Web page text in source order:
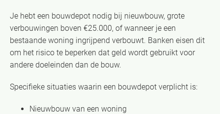
Je hebt een bouwdepot nodig bij nieuwbouw, grote
verbouwingen boven €25.000, of wanneer je een
bestaande woning ingrijpend verbouwt. Banken eisen dit
om het risico te beperken dat geld wordt gebruikt voor
andere doeleinden dan de bouw.
Specifieke situaties waarin een bouwdepot verplicht is:
Nieuwbouw van een woning